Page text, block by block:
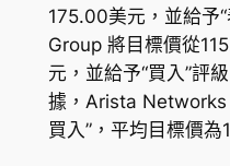
175.00美元，並給予
Group 將目標價從
元，並給予“買入”評
據，Arista Networks
買入”，平均目標價為